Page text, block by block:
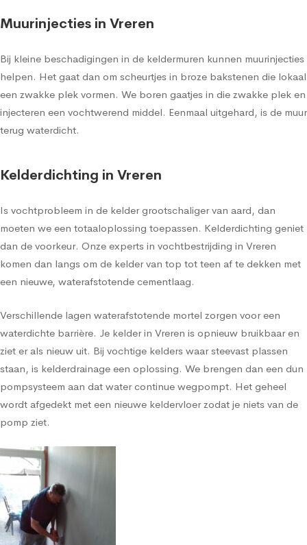
Muurinjecties in Vreren
Bij kleine beschadigingen in de keldermuren kunnen muurinjecties
helpen. Het gaat dan om scheurtjes in broze bakstenen die lokaal
een zwakke plek vormen. We boren gaatjes in die zwakke plek en
injecteren een vochtwerend middel. Eenmaal uitgehard, is de muur
terug waterdicht.
Kelderdichting in Vreren
Is vochtprobleem in de kelder grootschaliger van aard, dan
moeten we een totaaloplossing toepassen. Kelderdichting geniet
dan de voorkeur. Onze experts in vochtbestrijding in Vreren
komen dan langs om de kelder van top tot teen af te dekken met
een nieuwe, waterafstotende cementlaag.
Verschillende lagen waterafstotende mortel zorgen voor een
waterdichte barrière. Je kelder in Vreren is opnieuw bruikbaar en
ziet er als nieuw uit. Bij vochtige kelders waar steevast plassen
staan, is kelderdrainage een oplossing. We brengen dan een dun
pompsysteem aan dat water continue wegpompt. Het geheel
wordt afgedekt met een nieuwe keldervloer zodat je niets van de
pomp ziet.